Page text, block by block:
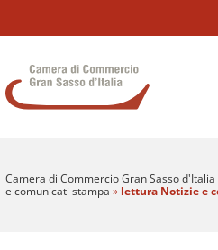
Vai al Contenuto principale
Camera di Commercio Gran
Camera di Commercio Gran Sasso d'Italia
e comunicati stampa » lettura Notizie e